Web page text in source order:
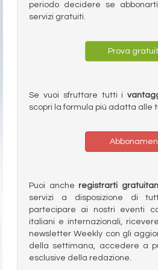
periodo decidere se
servizi gratuiti.
Prova
Se vuoi sfruttare tutti i
scopri la formula più adatta alle
Puoi anche registrarti
servizi a disposizione di
partecipare ai nostri eventi
italiani e internazionali,
newsletter Weekly con gli
della settimana, accedere a
esclusive della redazione.